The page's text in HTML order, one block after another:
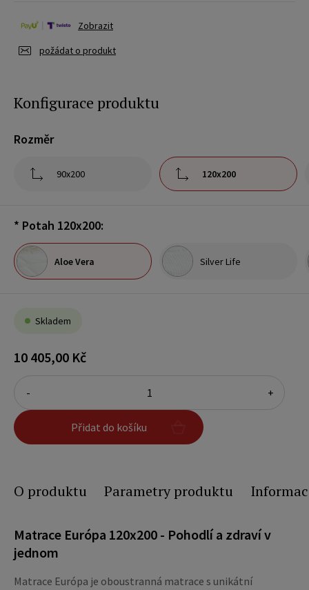
požádat o produkt
Zobrazit
Konfigurace produktu
Rozměr
90x200 120x200
* Potah 120x200:
Aloe Vera Silver Life
Skladem
10 405,00 Kč
- +
Přidat do košíku
O produktu Parametry produktu
Matrace Európa 120x200 - Pohodlí a zdraví v
jednom
Matrace Európa je oboustranná matrace s unikátní